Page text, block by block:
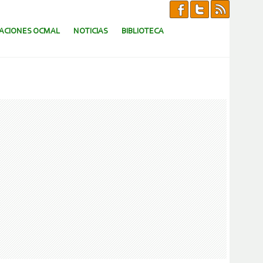
OCMAL NOTICIAS BIBLIOTECA